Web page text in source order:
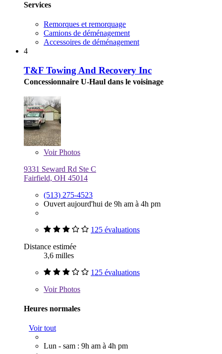
Services
Remorques et remorquage
Camions de déménagement
Accessoires de déménagement
4
T&F Towing And Recovery Inc
Concessionnaire U-Haul dans le voisinage
VoirPhotos
9331 Seward Rd Ste C
Fairfield, OH 45014
(513) 275-4523
Ouvert aujourd'hui de 9h am à 4h pm
125 évaluations
Distance estimée
3,6 milles
125 évaluations
VoirPhotos
Heures normales
Voir tout
Lun - sam : 9h am à 4h pm